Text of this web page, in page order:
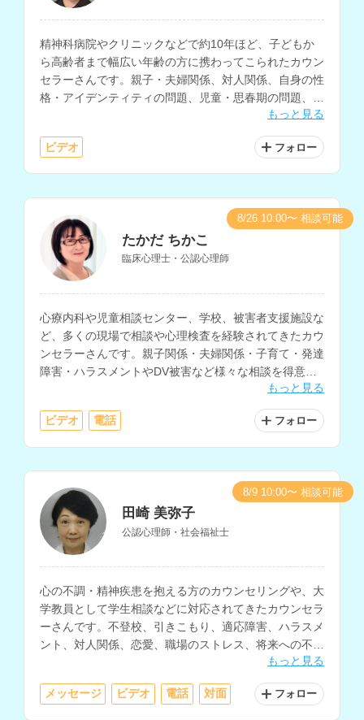
精神科病院やクリニックなどで約10年ほど、子どもか
ら高齢者まで幅広い年齢の方に携わってこられたカウン
セラーさんです。親子・夫婦関係、対人関係、自身の性
格・アイデンティティの問題、児童・思春期の問題、職
場の悩み、不安など、様々な相談内容に対応されていま
す。
もっと見る
ビデオ フォロー
たかだ ちかこ
臨床心理士・公認心理師
心療内科や児童相談センター、学校、被害者支援施設な
ど、多くの現場で相談や心理検査を経験されてきたカウ
ンセラーさんです。親子関係・夫婦関係・子育て・発達
障害・ハラスメントやDV被害など様々な相談を得意と
もっと見る
ビデオ 電話 フォロー
8/26 10:00〜 相談可能
田崎 美弥子
公認心理師・社会福祉士
心の不調・精神疾患を抱える方のカウンセリングや、大
学教員として学生相談などに対応されてきたカウンセラ
ーさんです。不登校、引きこもり、適応障害、ハラスメ
ント、対人関係、恋愛、職場のストレス、将来への不
安、自己肯定感など、心理学の専門知識をもとに幅広い
もっと見る
メッセージ ビデオ 電話 対面 フォロー
8/9 10:00〜 相談可能